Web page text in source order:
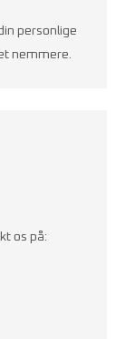
personlige
nemmere.
os på: